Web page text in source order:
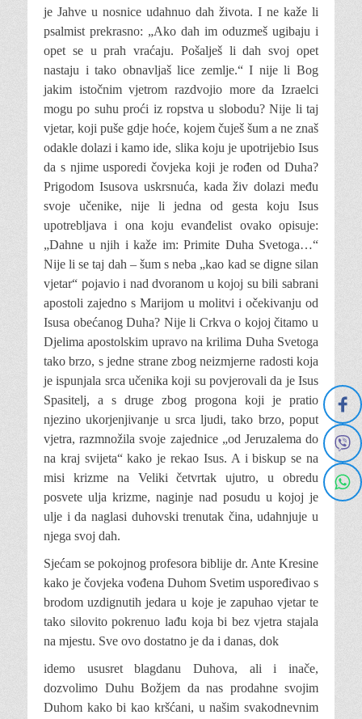
je Jahve u nosnice udahnuo dah života. I ne kaže li
psalmist prekrasno: „Ako dah im oduzmeš ugibaju i
opet se u prah vraćaju. Pošalješ li dah svoj opet
nastaju i tako obnavljaš lice zemlje.“ I nije li Bog
jakim istočnim vjetrom razdvojio more da Izraelci
mogu po suhu proći iz ropstva u slobodu? Nije li taj
vjetar, koji puše gdje hoće, kojem čuješ šum a ne znaš
odakle dolazi i kamo ide, slika koju je upotrijebio Isus
da s njime usporedi čovjeka koji je rođen od Duha?
Prigodom Isusova uskrsnuća, kada živ dolazi među
svoje učenike, nije li jedna od gesta koju Isus
upotrebljava i ona koju evanđelist ovako opisuje:
„Dahne u njih i kaže im: Primite Duha Svetoga…“
Nije li se taj dah – šum s neba „kao kad se digne silan
vjetar“ pojavio i nad dvoranom u kojoj su bili sabrani
apostoli zajedno s Marijom u molitvi i očekivanju od
Isusa obećanog Duha? Nije li Crkva o kojoj čitamo u
Djelima apostolskim upravo na krilima Duha Svetoga
tako brzo, s jedne strane zbog neizmjerne radosti koja
je ispunjala srca učenika koji su povjerovali da je Isus
Spasitelj, a s druge zbog progona koji je pratio
njezino ukorjenjivanje u srca ljudi, tako brzo, poput
vjetra, razmnožila svoje zajednice „od Jeruzalema do
na kraj svijeta“ kako je rekao Isus. A i biskup se na
misi krizme na Veliki četvrtak ujutro, u obredu
posvete ulja krizme, naginje nad posudu u kojoj je
ulje i da naglasi duhovski trenutak čina, udahnjuje u
njega svoj dah.
Sjećam se pokojnog profesora biblije dr. Ante Kresine
kako je čovjeka vođena Duhom Svetim uspoređivao s
brodom uzdignutih jedara u koje je zapuhao vjetar te
tako silovito pokrenuo lađu koja bi bez vjetra stajala
na mjestu. Sve ovo dostatno je da i danas, dok
idemo ususret blagdanu Duhova, ali i inače,
dozvolimo Duhu Božjem da nas prodahne svojim
Duhom kako bi kao kršćani, u našim svakodnevnim